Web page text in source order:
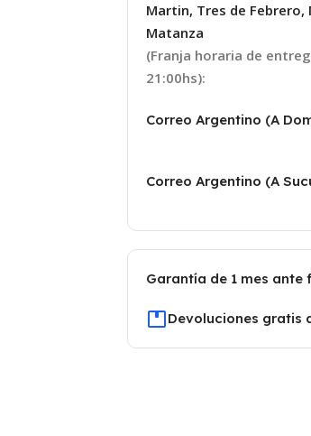
Martin, Tres de Febrero,
Matanza
(Franja horaria de
21:00hs):
Correo Argentino (A
Correo Argentino (A
Garantía de 1 mes
Devoluciones gratis